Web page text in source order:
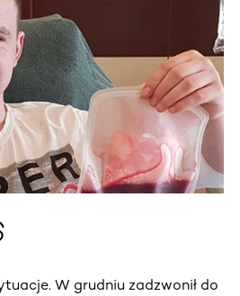
W grudniu zadzwonił do